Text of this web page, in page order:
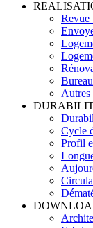
Revue
Autres
Cycle
Profil